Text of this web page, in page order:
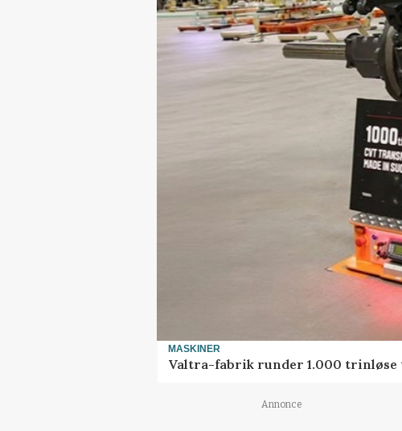
MASKINER
Valtra-fabrik runder 1.000 trinløse
Annonce